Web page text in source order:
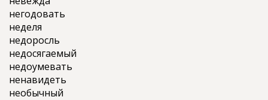
негодовать
неделя
недоросль
недосягаемый
недоумевать
ненавидеть
необычный